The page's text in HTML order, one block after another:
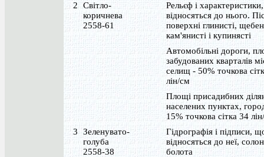
2
Світло-
коричнева
2558-61
Рельєф і
відносяться до нього.
поверхні глинисті,
кам'янисті і купинясті
Автомобільні дороги,
забудованих кварталів
селищ - 50% точкова
лін/см
Площі присадибних
населених пунктах,
15% точкова сітка 34
3
Зеленувато-
голуба
2558-38
Гідрографія і підписи,
відносяться до неї,
болота